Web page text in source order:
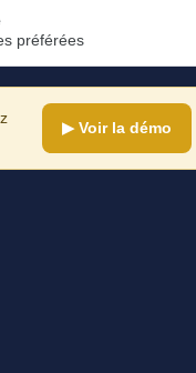
préférées
▶ Voir la démo